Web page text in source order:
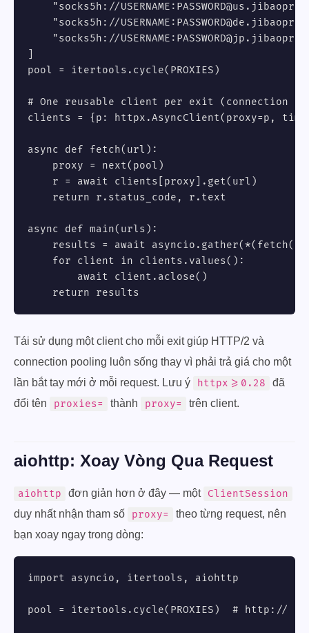
    "socks5h://USERNAME:
    "socks5h://USERNAME:
    "socks5h://USERNAME:
pool = itertools.cycle(PROXIES)
# One reusable client per exit (connection
clients = {p: httpx.AsyncClient(proxy=p,
async def fetch(url):
    proxy = next(pool)
    r = await clients[proxy].get(url)
    return r.status_code, r.text
async def main(urls):
results = await
    for client in clients.values():
        await client.aclose()
    return results
Tái sử dụng một client cho mỗi exit giúp HTTP/2 và
connection pooling luôn sống thay vì phải trả giá cho một
lần bắt tay mới ở mỗi request. Lưu ý
httpx>=0.28
đã
đổi tên
proxies= thành proxy= trên client.
aiohttp: Xoay Vòng Qua Request
aiohttp đơn giản hơn ở đây — một ClientSession
duy nhất nhận tham số
proxy=
theo từng request, nên
bạn xoay ngay trong dòng:
import asyncio, itertools, aiohttp
pool = itertools.cycle(PROXIES)  # http:// or